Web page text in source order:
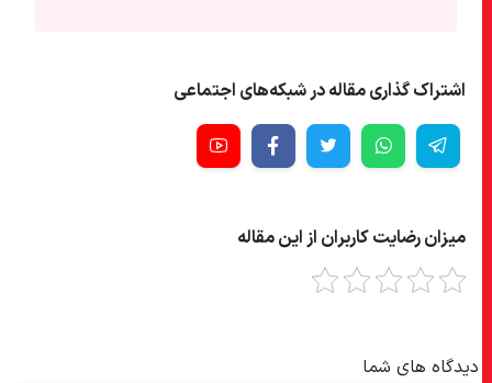
اشتراک گذاری مقاله در شبکه‌های اجتماعی
میزان رضایت کاربران از این مقاله
دیدگاه های شما